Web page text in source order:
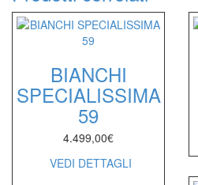
BIANCHI
SPECIALISSIMA
59
4.499,00€
VEDI DETTAGLI